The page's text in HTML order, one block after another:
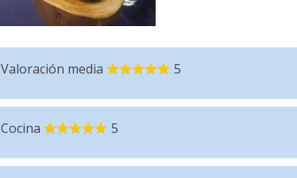
Valoración media 5
Cocina 5